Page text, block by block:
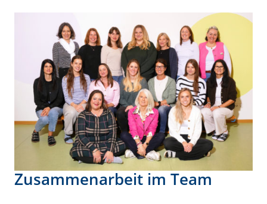
Zusammenarbeit im Team